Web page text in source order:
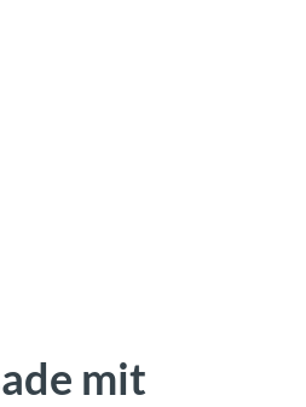
mit